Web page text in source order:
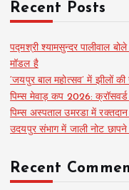
Recent Posts
पद्मश्री श्यामसुन्दर पालीवाल
मॉडल है
‘जयपुर बाल महोत्सव’ में झीलों
पिम्स मेवाड़ कप 2026:
पिम्स अस्पताल उमरडा में रक्तदान
उदयपुर संभाग में जाली नोट छापने
Recent